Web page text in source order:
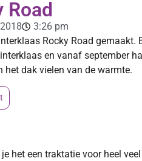
Road
3:26 pm
Rocky Road
en vanaf september
het dak vielen van de warmte.
het een traktatie voor heel